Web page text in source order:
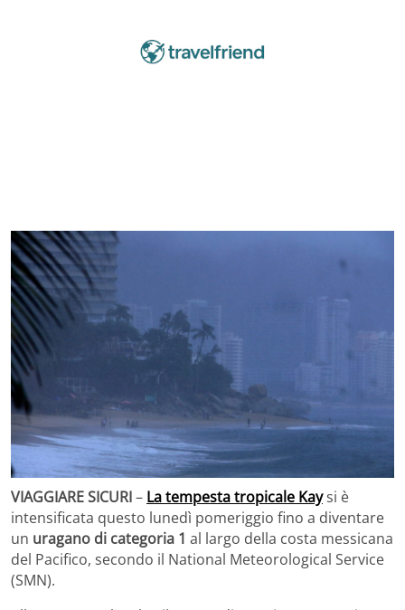
VIAGGIARE SICURI– La tempesta tropicale Kaysi è
intensificata questo lunedì pomeriggio fino a diventare
un uragano di categoria 1 al largo della costa messicana
del Pacifico, secondo il National Meteorological Service
(SMN).